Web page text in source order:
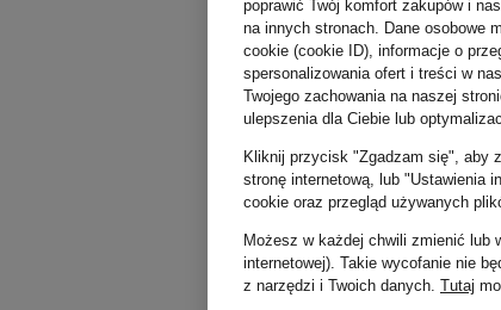
poprawić Twój komfort zakupów i
na innych stronach. Dane osobowe
cookie (cookie ID), informacje o
spersonalizowania ofert i treści w
Twojego zachowania na naszej
ulepszenia dla Ciebie lub
Kliknij przycisk "Zgadzam się", aby
stronę internetową, lub "Ustawienia
cookie oraz przegląd używanych
Możesz w każdej chwili zmienić lub
internetowej). Takie wycofanie nie
z narzędzi i Twoich danych. Tutaj